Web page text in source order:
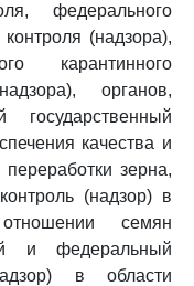
федерального
контроля (надзора),
карантинного
органов,
качества и
зерна,
(надзор) в
семян
и федеральный
в области